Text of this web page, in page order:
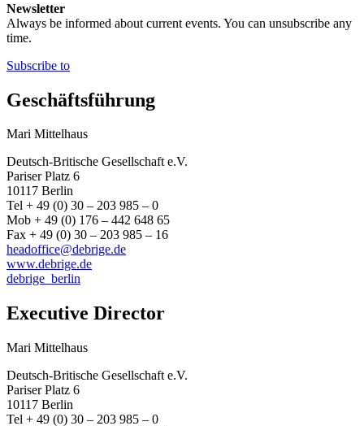
Newsletter
Always be informed about current events. You can unsubscribe any
time.
Subscribe to
Geschäftsführung
Mari Mittelhaus
Deutsch-Britische Gesellschaft e.V.
Pariser Platz 6
10117 Berlin
Tel + 49 (0) 30 – 203 985 – 0
Mob + 49 (0) 176 – 442 648 65
Fax + 49 (0) 30 – 203 985 – 16
headoffice@debrige.de
www.debrige.de
debrige_berlin
Executive Director
Mari Mittelhaus
Deutsch-Britische Gesellschaft e.V.
Pariser Platz 6
10117 Berlin
Tel + 49 (0) 30 – 203 985 – 0